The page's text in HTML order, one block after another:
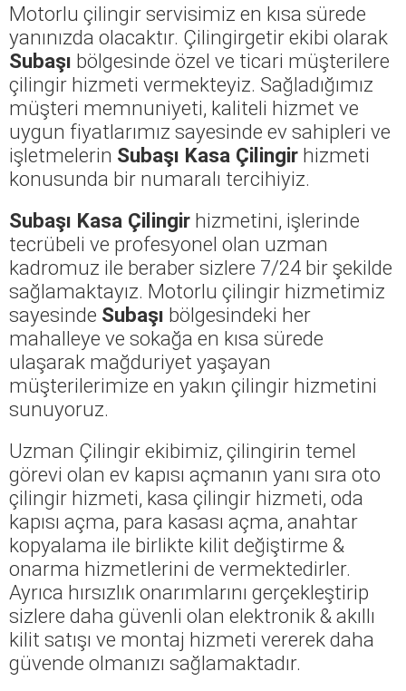
Motorlu çilingir servisimiz en kısa sürede
yanınızda olacaktır. Çilingirgetir ekibi olarak
Subaşı bölgesinde özel ve ticari müşterilere
çilingir hizmeti vermekteyiz. Sağladığımız
müşteri memnuniyeti, kaliteli hizmet ve
uygun fiyatlarımız sayesinde ev sahipleri ve
işletmelerin Subaşı Kasa Çilingir hizmeti
konusunda bir numaralı tercihiyiz.
Subaşı Kasa Çilingir hizmetini, işlerinde
tecrübeli ve profesyonel olan uzman
kadromuz ile beraber sizlere 7/24 bir şekilde
sağlamaktayız. Motorlu çilingir hizmetimiz
sayesinde Subaşı bölgesindeki her
mahalleye ve sokağa en kısa sürede
ulaşarak mağduriyet yaşayan
müşterilerimize en yakın çilingir hizmetini
sunuyoruz.
Uzman Çilingir ekibimiz, çilingirin temel
görevi olan ev kapısı açmanın yanı sıra oto
çilingir hizmeti, kasa çilingir hizmeti, oda
kapısı açma, para kasası açma, anahtar
kopyalama ile birlikte kilit değiştirme &
onarma hizmetlerini de vermektedirler.
Ayrıca hırsızlık onarımlarını gerçekleştirip
sizlere daha güvenli olan elektronik & akıllı
kilit satışı ve montaj hizmeti vererek daha
güvende olmanızı sağlamaktadır.